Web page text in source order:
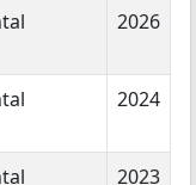
2026
2024
2023